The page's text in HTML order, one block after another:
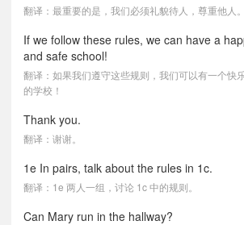
翻译：最重要的是，我们必须礼貌待人，尊重他人。
If we follow these rules, we can have a
and safe school!
翻译：如果我们遵守这些规则，我们可以有一个快
的学校！
Thank you.
翻译：谢谢。
1e In pairs, talk about the rules in 1c.
翻译：1e 两人一组，讨论 1c 中的规则。
Can Mary run in the hallway?